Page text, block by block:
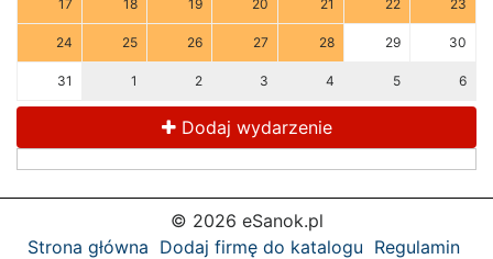
17 18 19 20 21 22 23
24 25 26 27 28 29 30
31 1 2 3 4 5 6
Dodaj wydarzenie
© 2026 eSanok.pl
Strona główna Dodaj firmę do katalogu Regulamin